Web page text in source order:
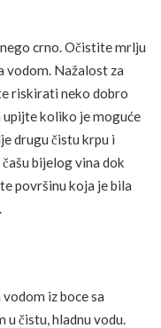
crno. Očistite mrlju
vodom. Nažalost za
riskirati neko dobro
koliko je moguće
drugu čistu krpu i
bijelog vina dok
površinu koja je bila
iz boce sa
čistu, hladnu vodu.